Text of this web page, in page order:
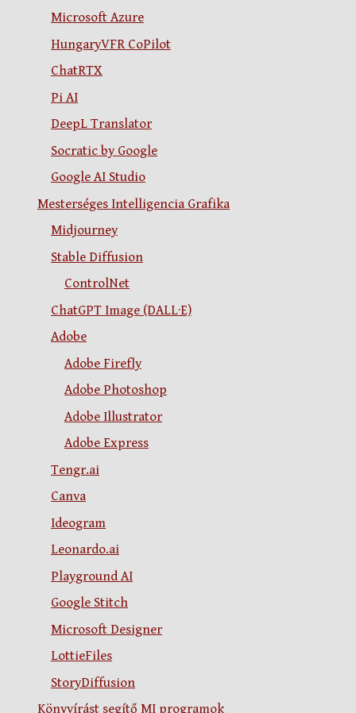
Microsoft Azure
HungaryVFR CoPilot
ChatRTX
Pi AI
DeepL Translator
Socratic by Google
Google AI Studio
Mesterséges Intelligencia Grafika
Midjourney
Stable Diffusion
ControlNet
ChatGPT Image (DALL·E)
Adobe
Adobe Firefly
Adobe Photoshop
Adobe Illustrator
Adobe Express
Tengr.ai
Canva
Ideogram
Leonardo.ai
Playground AI
Google Stitch
Microsoft Designer
LottieFiles
StoryDiffusion
Könyvírást segítő MI programok